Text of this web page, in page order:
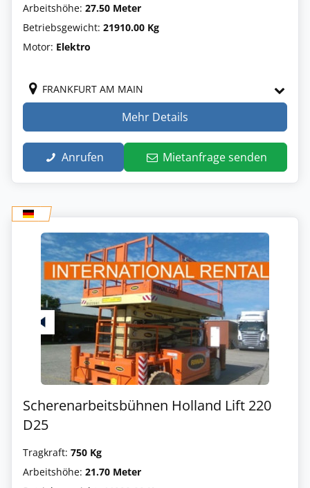
Arbeitshöhe: 27.50 Meter
Betriebsgewicht: 21910.00 Kg
Motor: Elektro
FRANKFURT AM MAIN
Mehr Details
Anrufen Mietanfrage senden
Scherenarbeitsbühnen Holland Lift 220
D25
Tragkraft: 750 Kg
Arbeitshöhe: 21.70 Meter